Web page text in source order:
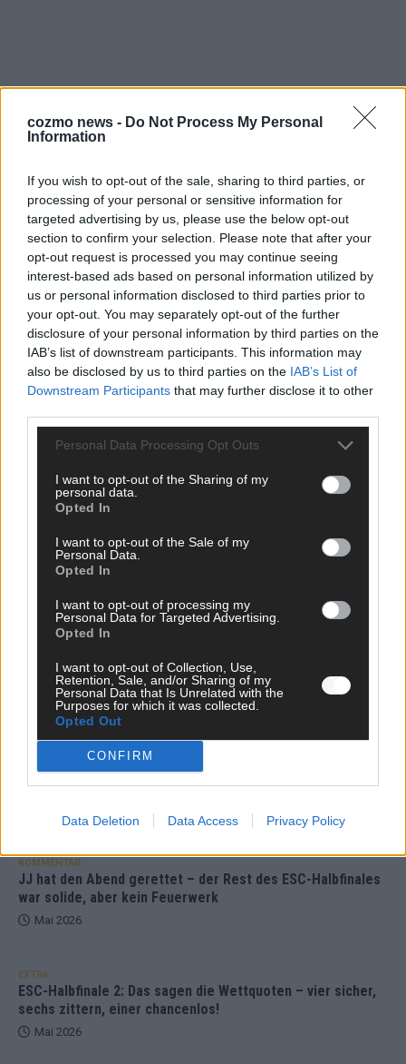
cozmo news - Do Not Process My Personal
Information
If you wish to opt-out of the sale, sharing to third parties, or
processing of your personal or sensitive information for
targeted advertising by us, please use the below opt-out
section to confirm your selection. Please note that after your
opt-out request is processed you may continue seeing
interest-based ads based on personal information utilized by
us or personal information disclosed to third parties prior to
your opt-out. You may separately opt-out of the further
disclosure of your personal information by third parties on the
IAB’s list of downstream participants. This information may
also be disclosed by us to third parties on the IAB’s List of
Downstream Participants that may further disclose it to other
Personal Data Processing Opt Outs
I want to opt-out of the Sharing of my
personal data.
Opted In
I want to opt-out of the Sale of my
Personal Data.
Opted In
I want to opt-out of processing my
Personal Data for Targeted Advertising.
Opted In
I want to opt-out of Collection, Use,
Retention, Sale, and/or Sharing of my
Personal Data that Is Unrelated with the
Purposes for which it was collected.
Opted Out
CONFIRM
Data Deletion Data Access Privacy Policy
Hier schreiben, posten und kuratieren unsere Redakteur alles,
was euch wirklich interessiert! Wir sind das Team hinter den
News, Storys und Videos, die ihr auf FLASH UP seht. Ob
brandheiße Nachrichten, coole Tipps, spannende Hintergründe
oder crazy Trends – wir checken alles für euch, filtern das
Wichtigste raus und bringen’s auf den Punkt.
Monaco, Sallys Café, Westernbrauerei – der
Europa-Park 2026 macht vieles neu
EXTRA
Juni 2026
unser Kommentar zum ESC 2026
KOMMENTAR
Mai 2026
ESC-Finale morgen: Finnland Favorit, Australien
aufgestiegen – alle 25 Acts im Kurzcheck
KOMMENTAR
JJ hat den Abend gerettet – der Rest des ESC-Halbfinales
war solide, aber kein Feuerwerk
Mai 2026
EXTRA
ESC-Halbfinale 2: Das sagen die Wettquoten – vier sicher,
sechs zittern, einer chancenlos!
Mai 2026